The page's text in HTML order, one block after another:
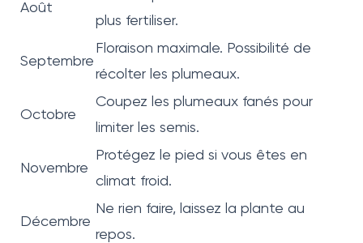
Août
plus fertiliser.
Septembre
Floraison maximale. Possibilité de
récolter les plumeaux.
Octobre
Coupez les plumeaux fanés pour
limiter les semis.
Novembre
Protégez le pied si vous êtes en
climat froid.
Décembre
Ne rien faire, laissez la plante au
repos.